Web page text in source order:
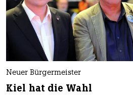
Neuer Bürgermeister
Kiel hat die Wahl